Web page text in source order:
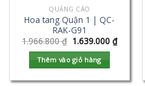
QUẢNG CÁO
Hoa tang Quận 1 | QC-
RAK-G91
1.966.800₫ 1.639.000 ₫
Thêm vào giỏ hàng